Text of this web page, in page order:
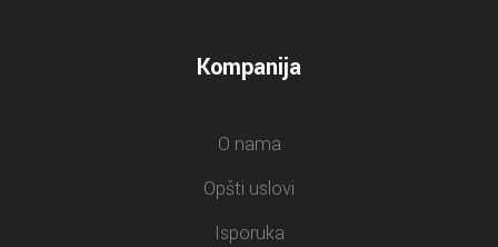
Kompanija
O nama
Opšti uslovi
Isporuka